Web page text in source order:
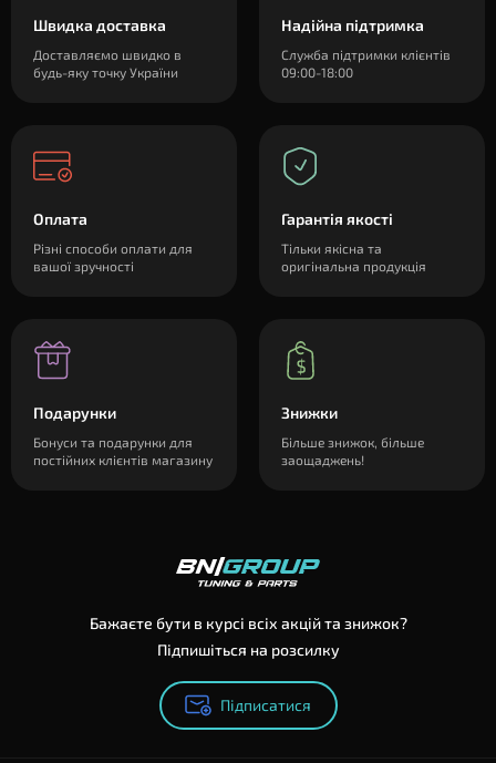
Швидка доставка
Доставляємо швидко в
будь-яку точку України
Надійна підтримка
Служба підтримки клієнтів
09:00-18:00
Оплата
Різні способи оплати для
вашої зручності
Гарантія якості
Тільки якісна та
оригінальна продукція
Подарунки
Бонуси та подарунки для
постійних клієнтів магазину
Знижки
Більше знижок, більше
заощаджень!
Бажаєте бути в курсі всіх акцій та знижок?
Підпишіться на розсилку
Підписатися